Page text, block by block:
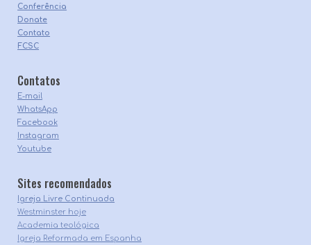
Conferência
Donate
Contato
FCSC
Contatos
E-mail
WhatsApp
Facebook
Instagram
Youtube
Sites recomendados
Igreja Livre Continuada
Westminster hoje
Academia teológica
Igreja Reformada em Espanha